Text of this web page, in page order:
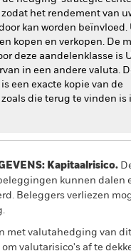
het rendement van
kan worden beïnvloed.
kopen en verkopen. De
deze aandelenklasse is
in een andere valuta.
een exacte kopie van de
die terug te vinden is
Kapitaalrisico.
kunnen dalen
Beleggers verliezen
met valutahedging van
valutarisico's af te